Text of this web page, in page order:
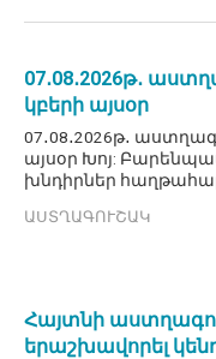
07․08․2026թ․
կբերի այսօր
07․08․2026թ․
այսօր Խոյ:
խնդիրներ
ԱՍՏՂԱԳՈՒՇԱԿ
Հայտնի
երաշխավորել